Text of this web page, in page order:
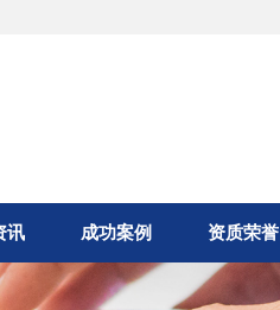
讯 成功案例 资质荣誉